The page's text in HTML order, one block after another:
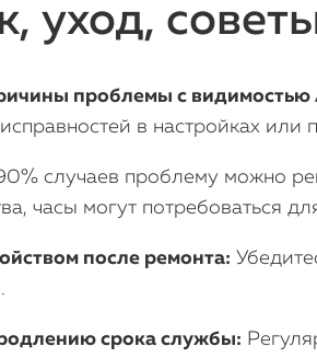
уход,
проблемы с видимостью
в настройках или
случаев проблему можно
часы могут потребоваться
после ремонта:
срока службы: